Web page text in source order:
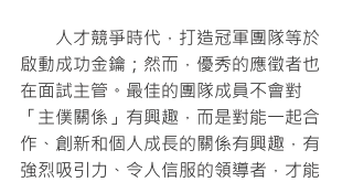
人才競爭時代，打造冠軍團隊等於
啟動成功金鑰；然而，優秀的應徵者也
在面試主管。最佳的團隊成員不會對
「主僕關係」有興趣，而是對能一起合
作、創新和個人成長的關係有興趣，有
強烈吸引力、令人信服的領導者，才能